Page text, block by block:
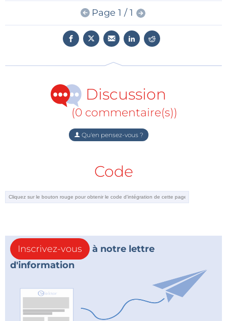
Ce bijou de technologie sera-t-il réservé au Japon ou
aux Etats-Unis ? Mais non ! Il sera disponible en
France (à la Fnac) dès le mois prochain.
Page 1 / 1
Discussion
(0 commentaire(s))
Qu'en pensez-vous ?
Code
Inscrivez-vous
à notre lettre
d'information